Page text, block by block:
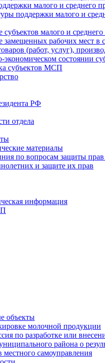
малого и среднего
поддержки малого и
малого и
рабочих мест в
(работ, услуг),
состоянии
субъектов МСП
РФ
отдела
материалы
по вопросам защиты
и защите их прав
информация
объекты
молочной продукции
по разработке или
района о
самоуправления